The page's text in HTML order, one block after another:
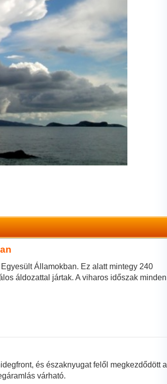
Államokban. Ez alatt mintegy 240
áldozattal jártak. A viharos időszak minden
és északnyugat felől megkezdődött a
várható.